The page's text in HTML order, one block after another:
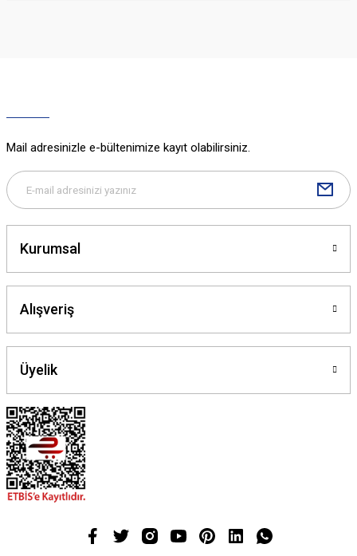
Gönder
Mail adresinizle e-bültenimize kayıt olabilirsiniz.
Kurumsal
Alışveriş
Üyelik